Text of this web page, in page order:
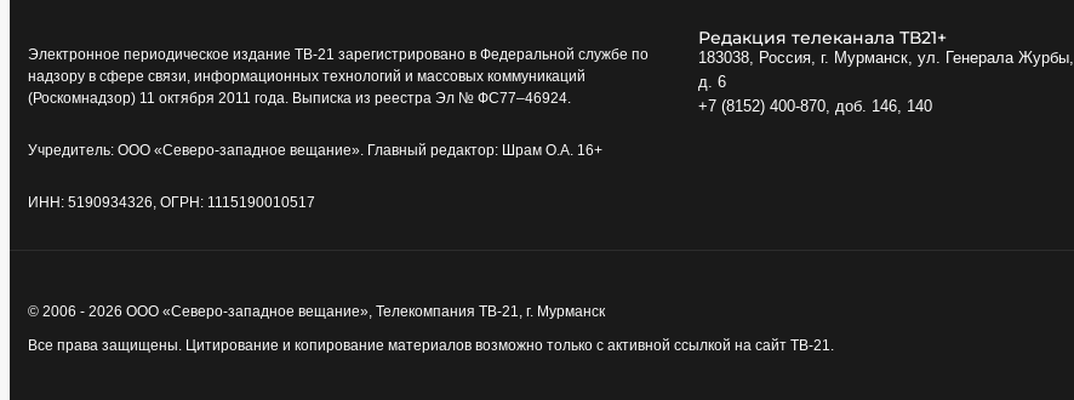
Электронное периодическое издание ТВ-21 зарегистрировано в Федеральной службе по
надзору в сфере связи, информационных технологий и массовых коммуникаций
(Роскомнадзор) 11 октября 2011 года. Выписка из реестра Эл № ФС77–46924.
Учредитель: ООО «Северо-западное вещание». Главный редактор: Шрам О.А. 16+
ИНН: 5190934326, ОГРН: 1115190010517
Редакция телеканала ТВ21+
183038, Россия, г. Мурманск, ул. Генерала Журбы,
д. 6
+7 (8152) 400-870, доб. 146, 140
© 2006 - 2026 ООО «Северо-западное вещание», Телекомпания ТВ-21, г. Мурманск
Все права защищены. Цитирование и копирование материалов возможно только с активной ссылкой на сайт ТВ-21.